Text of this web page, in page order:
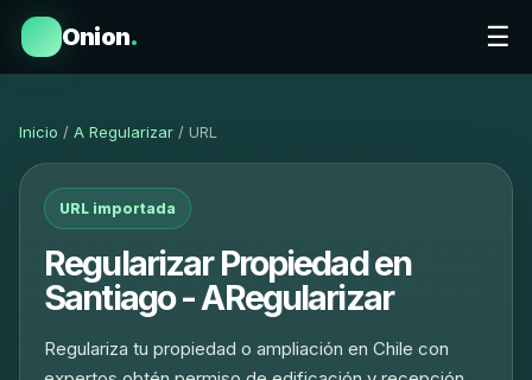
Onion. ☰
Inicio / A Regularizar / URL
URL importada
Regularizar Propiedad en
Santiago - ARegularizar
Regulariza tu propiedad o ampliación en Chile con